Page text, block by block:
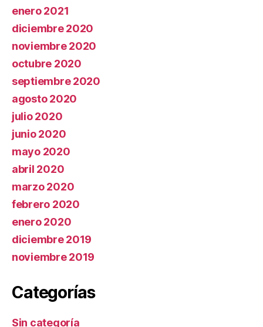
enero 2021
diciembre 2020
noviembre 2020
octubre 2020
septiembre 2020
agosto 2020
julio 2020
junio 2020
mayo 2020
abril 2020
marzo 2020
febrero 2020
enero 2020
diciembre 2019
noviembre 2019
Categorías
Sin categoría